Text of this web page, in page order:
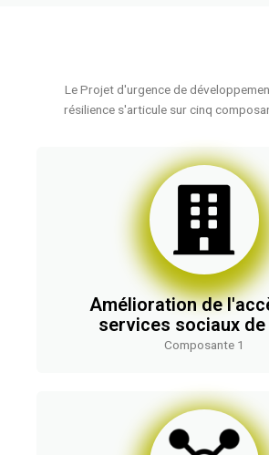
Le Projet d'urgence de
résilience s'articule sur cinq
Amélioration de
services sociaux de
Composante 1